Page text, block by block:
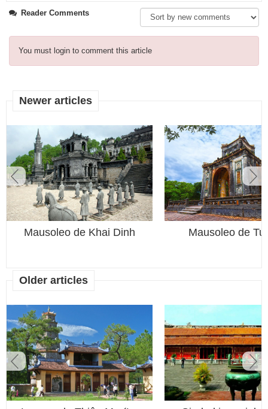
Reader Comments
You must login to comment this article
Newer articles
Mausoleo de Khai Dinh Mausoleo de Tu
Older articles